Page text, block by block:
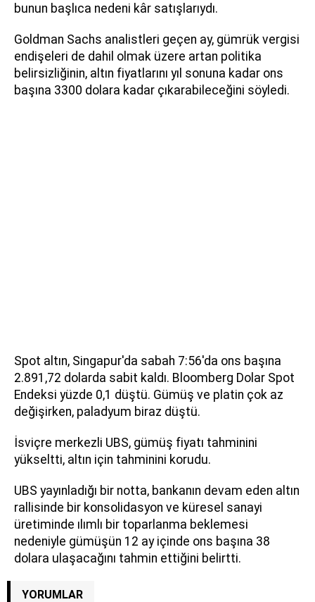
bunun başlıca nedeni kâr satışlarıydı.
Goldman Sachs analistleri geçen ay, gümrük vergisi
endişeleri de dahil olmak üzere artan politika
belirsizliğinin, altın fiyatlarını yıl sonuna kadar ons
başına 3300 dolara kadar çıkarabileceğini söyledi.
Spot altın, Singapur'da sabah 7:56'da ons başına
2.891,72 dolarda sabit kaldı. Bloomberg Dolar Spot
Endeksi yüzde 0,1 düştü. Gümüş ve platin çok az
değişirken, paladyum biraz düştü.
İsviçre merkezli UBS, gümüş fiyatı tahminini
yükseltti, altın için tahminini korudu.
UBS yayınladığı bir notta, bankanın devam eden altın
rallisinde bir konsolidasyon ve küresel sanayi
üretiminde ılımlı bir toparlanma beklemesi
nedeniyle gümüşün 12 ay içinde ons başına 38
dolara ulaşacağını tahmin ettiğini belirtti.
YORUMLAR